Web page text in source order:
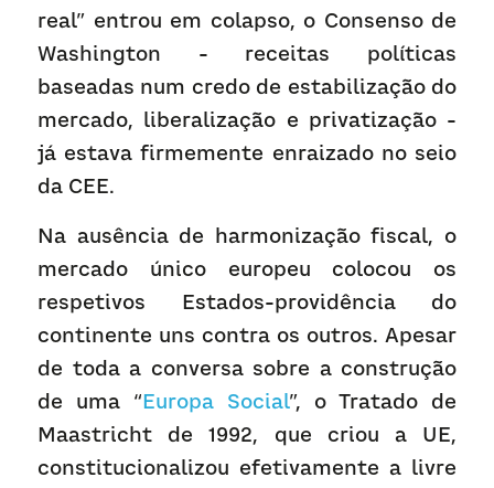
real” entrou em colapso, o Consenso de
Washington - receitas políticas
baseadas num credo de estabilização do
mercado, liberalização e privatização -
já estava firmemente enraizado no seio
da CEE.
Na ausência de harmonização fiscal, o
mercado único europeu colocou os
respetivos Estados-providência do
continente uns contra os outros. Apesar
de toda a conversa sobre a construção
de uma “Europa Social”, o Tratado de
Maastricht de 1992, que criou a UE,
constitucionalizou efetivamente a livre